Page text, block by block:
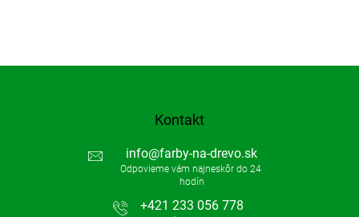
Kontakt
info@farby-na-drevo.sk
+421 233 056 778